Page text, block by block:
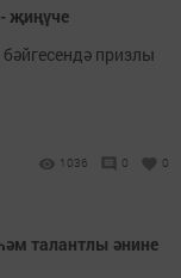
җиңүче
призлы
1036 0 0
талантлы әнине